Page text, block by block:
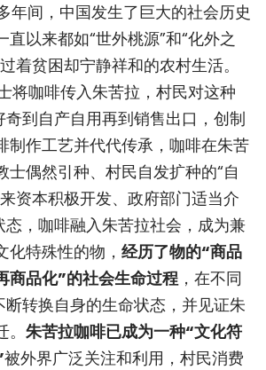
年间，中国发生了巨大的社会历史
以来都如“世外桃源”和“化外之
着贫困却宁静祥和的农村生活。
将咖啡传入朱苦拉，村民对这种
奇到自产自用再到销售出口，创制
制作工艺并代代传承，咖啡在朱苦
士偶然引种、村民自发扩种的“自
资本积极开发、政府部门适当介
态，咖啡融入朱苦拉社会，成为兼
化特殊性的物， 经历了物的“商品
商品化”的社会生命过程，在不同
断转换自身的生命状态，并见证朱
朱苦拉咖啡已成为一种“文化符
被外界广泛关注和利用，村民消费